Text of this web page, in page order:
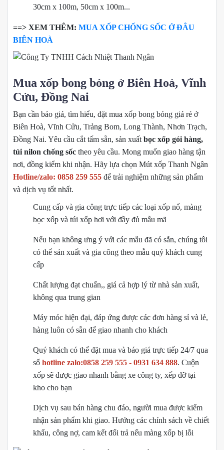
30cm x 100m, 50cm x 100m...
==> XEM THÊM: MUA XỐP CHỐNG SỐC Ở ĐÂU
BIÊN HOÀ
Mua xốp bong bóng ở Biên Hoà, Vĩnh
Cửu, Đồng Nai
Bạn cần báo giá, tìm hiểu, đặt mua xốp bong bóng giá rẻ ở
Biên Hoà, Vĩnh Cửu, Trảng Bom, Long Thành, Nhơn Trạch,
Đồng Nai. Yêu cầu cắt tấm sẵn, sản xuất bọc xốp gói hàng,
túi nilon chống sốc theo yêu cầu. Mong muốn giao hàng tận
nơi, đồng kiểm khi nhận. Hãy lựa chọn Mút xốp Thanh Ngân
Hotline/zalo: 0858 259 555 để trải nghiệm những sản phẩm
và dịch vụ tốt nhất.
Cung cấp và gia công trực tiếp các loại xốp nổ, màng
bọc xốp và túi xốp hơi với đầy đủ mẫu mã
Nếu bạn không ưng ý với các mẫu đã có sẵn, chúng tôi
có thể sản xuất và gia công theo mẫu quý khách cung
cấp
Chất lượng đạt chuẩn,, giá cả hợp lý từ nhà sản xuất,
không qua trung gian
Máy móc hiện đại, đáp ứng được các đơn hàng sỉ và lẻ,
hàng luôn có sẵn để giao nhanh cho khách
Quý khách có thể đặt mua và báo giá trực tiếp 24/7 qua
số hotline zalo:0858 259 555 - 0931 634 888. Cuộn
xốp sẽ được giao nhanh bằng xe công ty, xếp dỡ tại
kho cho bạn
Dịch vụ sau bán hàng chu đáo, người mua được kiểm
nhận sản phẩm khi giao. Hưởng các chính sách về chiết
khấu, công nợ, cam kết đổi trả nếu màng xốp bị lỗi